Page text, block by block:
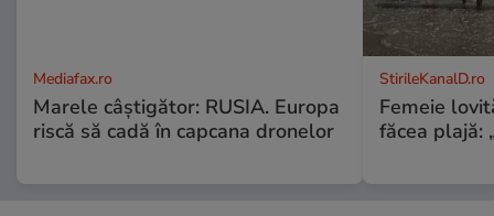
Mediafax.ro
Marele câștigător: RUSIA. Europa
riscă să cadă în capcana dronelor
StirileKanalD.ro
Femeie
făcea plajă: